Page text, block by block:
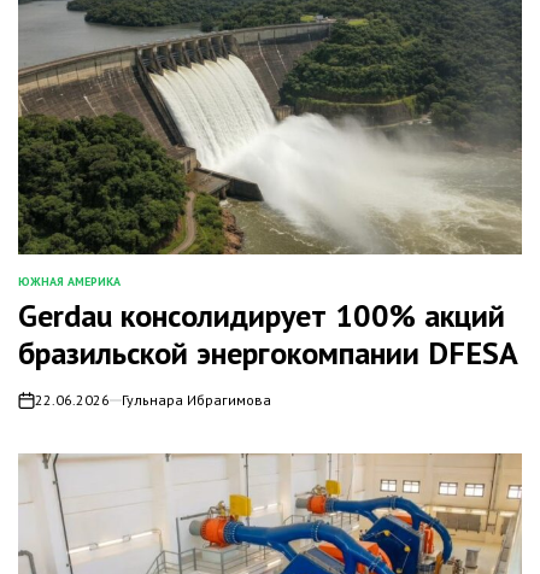
ОПУБЛИКОВАНО
В
ЮЖНАЯ АМЕРИКА
Gerdau консолидирует 100% акций
бразильской энергокомпании DFESA
on22.06.2026 Гульнара Ибрагимова